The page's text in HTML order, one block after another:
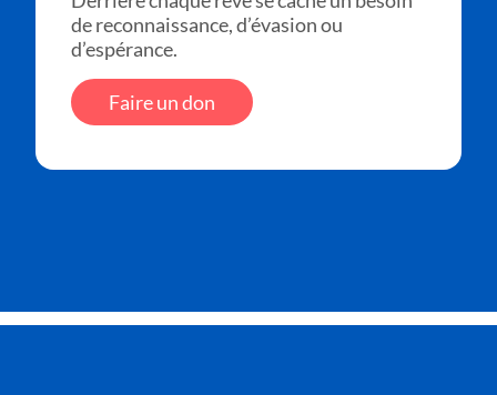
de reconnaissance, d’évasion ou
d’espérance.
Faire un don